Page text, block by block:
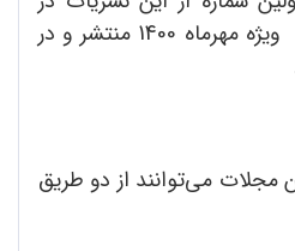
سال تحصیلی 1401-1400 ویژه مهرماه 1400 منتشر و در
مجلات می‌توانند از دو طریق